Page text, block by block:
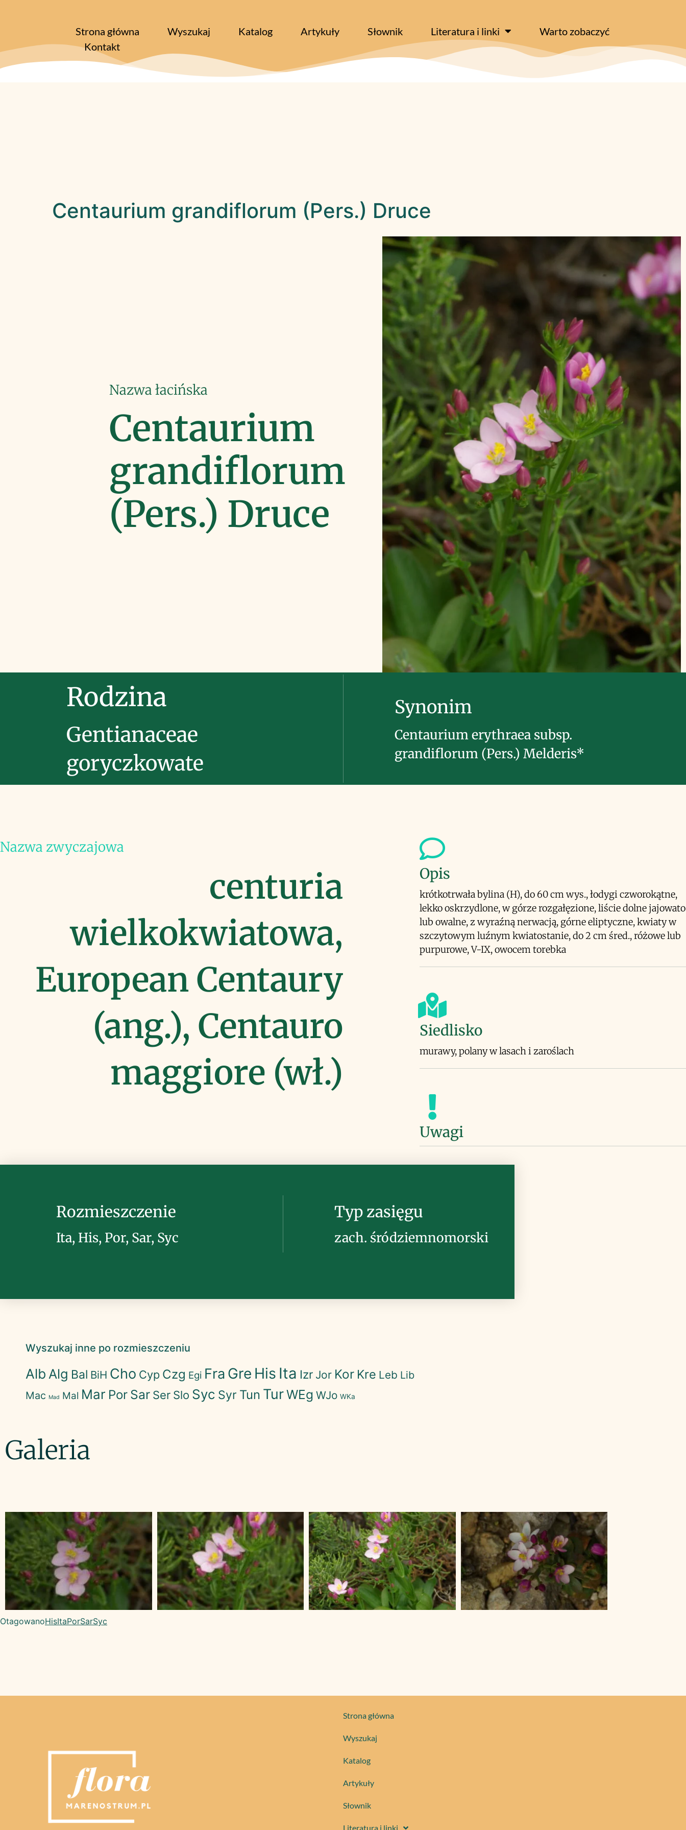
Strona główna Wyszukaj Katalog Artykuły Słownik Literatura i linki
Warto zobaczyć
Kontakt
Centaurium grandiflorum (Pers.) Druce
Nazwa łacińska
Centaurium
grandiflorum
(Pers.) Druce
Rodzina
Gentianaceae
goryczkowate
Synonim
Centaurium erythraea subsp.
grandiflorum (Pers.) Melderis*
Nazwa zwyczajowa
centuria
wielkokwiatowa,
European Centaury
(ang.), Centauro
maggiore (wł.)
Opis
krótkotrwała bylina (H), do 60 cm wys., łodygi czworokątne,
lekko oskrzydlone, w górze rozgałęzione, liście dolne jajowato
lub owalne, z wyraźną nerwacją, górne eliptyczne, kwiaty w
szczytowym luźnym kwiatostanie, do 2 cm śred., różowe lub
purpurowe, V-IX, owocem torebka
Siedlisko
murawy, polany w lasach i zaroślach
Uwagi
Rozmieszczenie
Ita, His, Por, Sar, Syc
Typ zasięgu
zach. śródziemnomorski
Wyszukaj inne po rozmieszczeniu
AlbAlg Bal BiH Cho Cyp Czg Egi Fra Gre His Ita Izr Jor Kor Kre Leb Lib
Mac Mad Mal Mar Por Sar Ser Slo Syc Syr Tun TurWEg WJo WKa
Galeria
OtagowanoHisItaPorSarSyc
Strona główna
Wyszukaj
Katalog
Artykuły
Słownik
Literatura i linki